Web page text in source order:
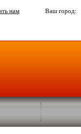
нам Ваш город: